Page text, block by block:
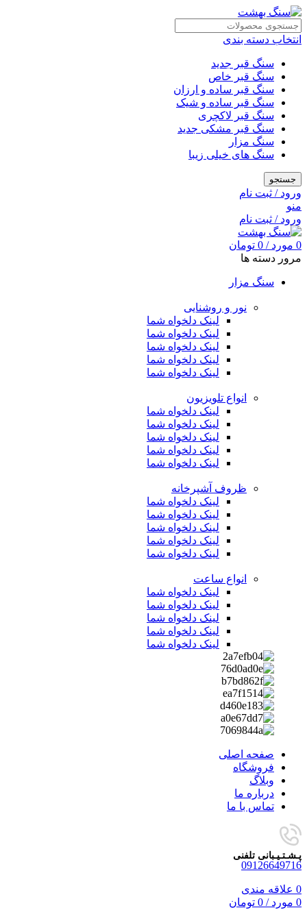
انتخاب دسته بندی
سنگ قبر جدید
سنگ قبر خاص
سنگ قبر ساده و ارزان
سنگ قبر ساده و شیک
سنگ قبر لاکچری
سنگ قبر مشکی جدید
سنگ مزار
سنگ های خیلی زیبا
جستجو
ورود / ثبت نام
منو
ورود / ثبت نام
0 مورد /
0 تومان
مرور دسته ها
سنگ مزار
نور و روشنایی
لینک دلخواه شما
لینک دلخواه شما
لینک دلخواه شما
لینک دلخواه شما
لینک دلخواه شما
انواع تلویزیون
لینک دلخواه شما
لینک دلخواه شما
لینک دلخواه شما
لینک دلخواه شما
لینک دلخواه شما
ظروف آشپرخانه
لینک دلخواه شما
لینک دلخواه شما
لینک دلخواه شما
لینک دلخواه شما
لینک دلخواه شما
انواع ساعت
لینک دلخواه شما
لینک دلخواه شما
لینک دلخواه شما
لینک دلخواه شما
لینک دلخواه شما
صفحه اصلی
فروشگاه
وبلاگ
درباره ما
تماس با ما
پـشـتـیـبانی تلفنی
09126649716
0 علاقه مندی
0 مورد /
0 تومان